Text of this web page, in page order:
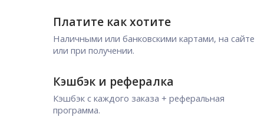
Платите как хотите
Наличными или банковскими картами, на сайте
или при получении.
Кэшбэк и рефералка
Кэшбэк с каждого заказа + реферальная
программа.